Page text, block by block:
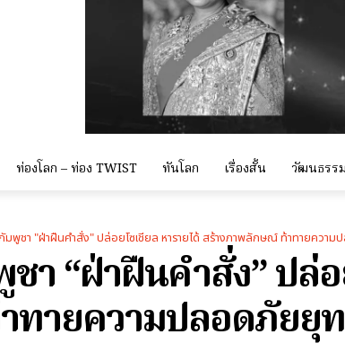
ท่องโลก – ท่อง TWIST ทันโลก เรื่องสั้น วัฒนธรร
มพูชา "ฝ่าฝืนคำสั่ง" ปล่อยโซเชียล หารายได้ สร้างภาพลักษณ์ ท้าทายควา
า “ฝ่าฝืนคำสั่ง” ปล่อ
ายความปลอดภัยยุ